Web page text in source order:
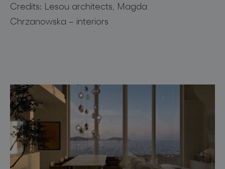
o značce
sledujte nás
Credits: Lesou architects, Magda
Chrzanowska – interiors